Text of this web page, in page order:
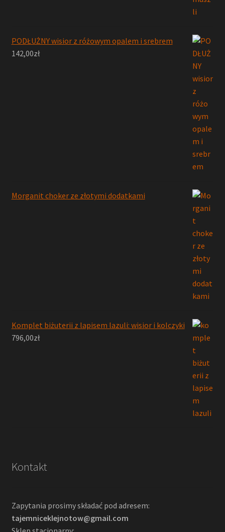
PODŁUŻNY wisior z różowym opalem i srebrem
142,00zł
Morganit choker ze złotymi dodatkami
Komplet biżuterii z lapisem lazuli: wisior i kolczyki
796,00zł
Kontakt
Zapytania prosimy składać pod adresem:
tajemniceklejnotow@gmail.com